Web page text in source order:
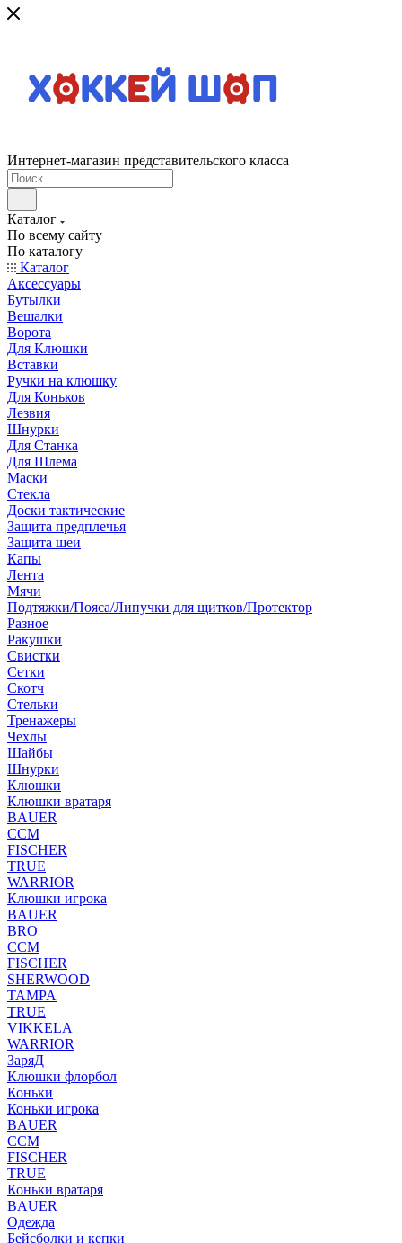
Интернет-магазин представительского класса
Каталог
По всему сайту
По каталогу
Каталог
Аксессуары
Бутылки
Вешалки
Ворота
Для Клюшки
Вставки
Ручки на клюшку
Для Коньков
Лезвия
Шнурки
Для Станка
Для Шлема
Маски
Стекла
Доски тактические
Защита предплечья
Защита шеи
Капы
Лента
Мячи
Подтяжки/Пояса/Липучки для щитков/Протектор
Разное
Ракушки
Свистки
Сетки
Скотч
Стельки
Тренажеры
Чехлы
Шайбы
Шнурки
Клюшки
Клюшки вратаря
BAUER
CCM
FISCHER
TRUE
WARRIOR
Клюшки игрока
BAUER
BRO
CCM
FISCHER
SHERWOOD
TAMPA
TRUE
VIKKELA
WARRIOR
ЗаряД
Клюшки флорбол
Коньки
Коньки игрока
BAUER
CCM
FISCHER
TRUE
Коньки вратаря
BAUER
Одежда
Бейсболки и кепки